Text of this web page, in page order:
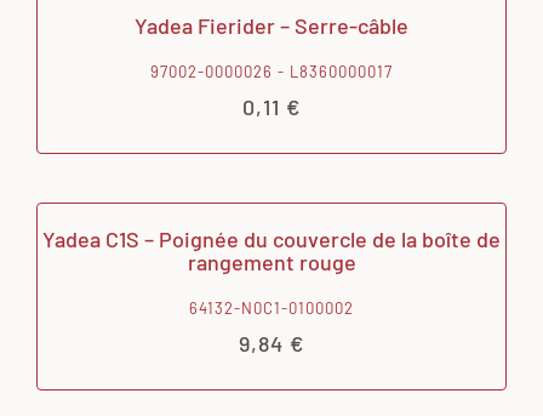
Yadea Fierider – Serre-câble
97002-0000026 - L8360000017
0,11 €
Yadea C1S – Poignée du couvercle de la boîte de
rangement rouge
64132-N0C1-0100002
9,84 €